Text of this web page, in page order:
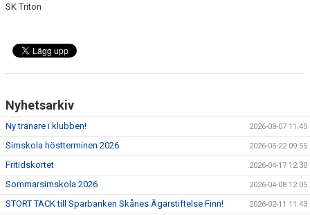
SK Triton
Nyhetsarkiv
Ny tränare i klubben! 2026-08-07 11:45
Simskola höstterminen 2026 2026-05-22 09:55
Fritidskortet 2026-04-17 12:30
Sommarsimskola 2026 2026-04-08 12:05
STORT TACK till Sparbanken Skånes Ägarstiftelse Finn! 2026-02-11 11:43